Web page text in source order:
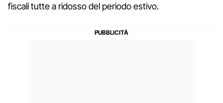
fiscali tutte a ridosso del periodo estivo.